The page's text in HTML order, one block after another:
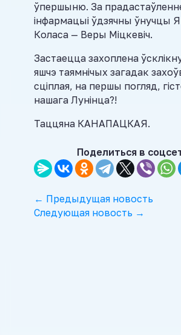
ўпершыню. За
інфармацыі ўдзячны ўнучцы
Коласа — Веры Міцкевіч.
Застаецца захоплена
яшчэ таямнічых загадак
сціплая, на першы погляд,
нашага Лунінца?!
Таццяна КАНАПАЦКАЯ.
Поделиться в
← Предыдущая новость
Следующая новость →